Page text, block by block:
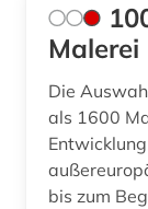
book e (1)
bosch (1)
Malerei
Die
als 1600
bis zum